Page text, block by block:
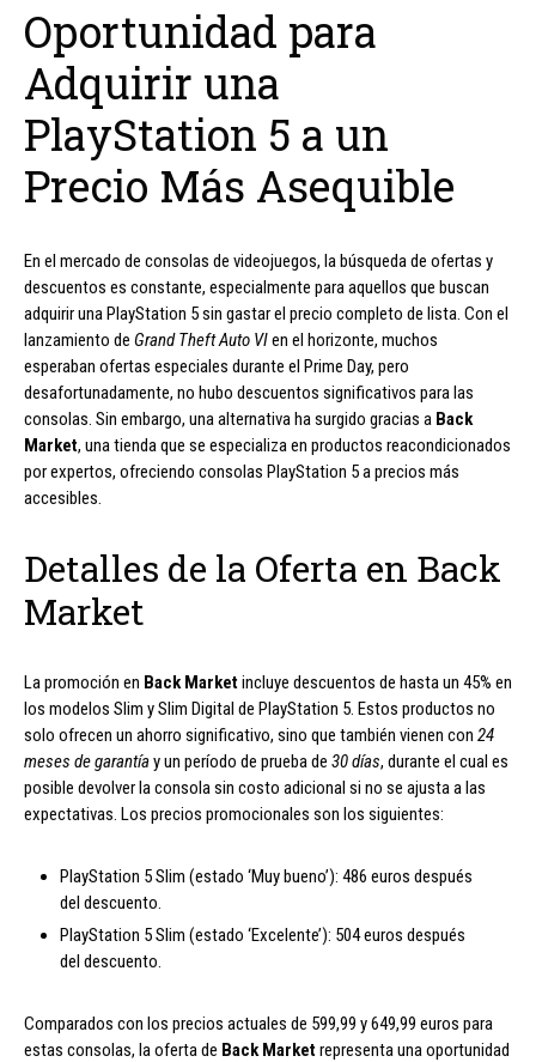
Oportunidad para
Adquirir una
PlayStation 5 a un
Precio Más Asequible
En el mercado de consolas de videojuegos, la búsqueda de ofertas y
descuentos es constante, especialmente para aquellos que buscan
adquirir una PlayStation 5 sin gastar el precio completo de lista. Con el
lanzamiento de Grand Theft Auto VIen el horizonte, muchos
esperaban ofertas especiales durante el Prime Day, pero
desafortunadamente, no hubo descuentos significativos para las
consolas. Sin embargo, una alternativa ha surgido gracias a Back
Market, una tienda que se especializa en productos reacondicionados
por expertos, ofreciendo consolas PlayStation 5 a precios más
accesibles.
Detalles de la Oferta en Back
Market
La promoción en Back Marketincluye descuentos de hasta un 45% en
los modelos Slim y Slim Digital de PlayStation 5. Estos productos no
solo ofrecen un ahorro significativo, sino que también vienen con 24
meses de garantíay un período de prueba de 30 días, durante el cual es
posible devolver la consola sin costo adicional si no se ajusta a las
expectativas. Los precios promocionales son los siguientes:
PlayStation 5 Slim (estado ‘Muy bueno’): 486 euros después
del descuento.
PlayStation 5 Slim (estado ‘Excelente’): 504 euros después
del descuento.
Comparados con los precios actuales de 599,99 y 649,99 euros para
estas consolas, la oferta de Back Marketrepresenta una oportunidad